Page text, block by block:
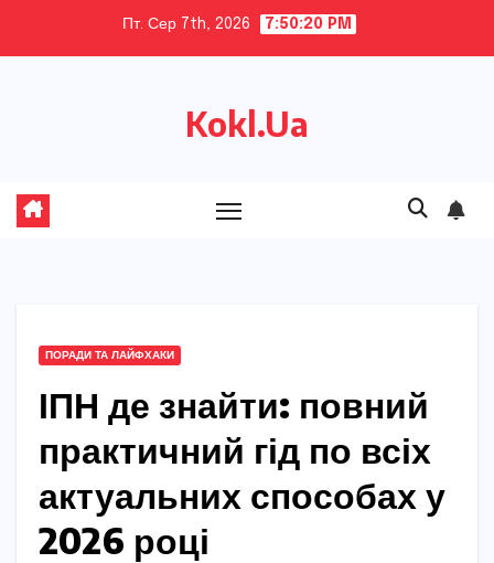
Пт. Сер 7th, 2026 7:50:22 PM
Kokl.Ua
ПОРАДИ ТА ЛАЙФХАКИ
ІПН де знайти: повний
практичний гід по всіх
актуальних способах у
2026 році